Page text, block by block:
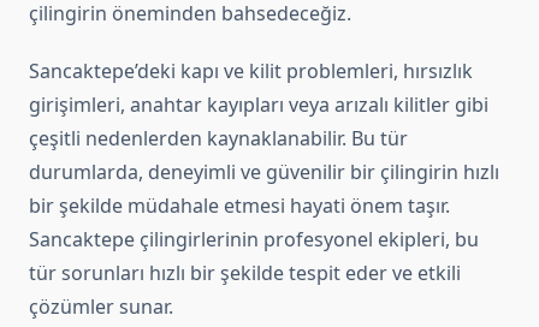
çilingirin öneminden bahsedeceğiz.
Sancaktepe’deki kapı ve kilit problemleri, hırsızlık
girişimleri, anahtar kayıpları veya arızalı kilitler gibi
çeşitli nedenlerden kaynaklanabilir. Bu tür
durumlarda, deneyimli ve güvenilir bir çilingirin hızlı
bir şekilde müdahale etmesi hayati önem taşır.
Sancaktepe çilingirlerinin profesyonel ekipleri, bu
tür sorunları hızlı bir şekilde tespit eder ve etkili
çözümler sunar.